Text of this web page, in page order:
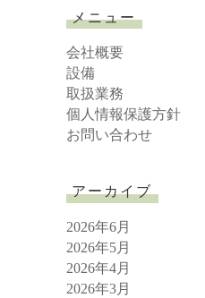
c
h
メニュー
会社概要
設備
取扱業務
個人情報保護方針
お問い合わせ
アーカイブ
2026年6月
2026年5月
2026年4月
2026年3月